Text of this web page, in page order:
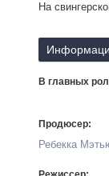
На
В главных
Продюсер:
Ребекка